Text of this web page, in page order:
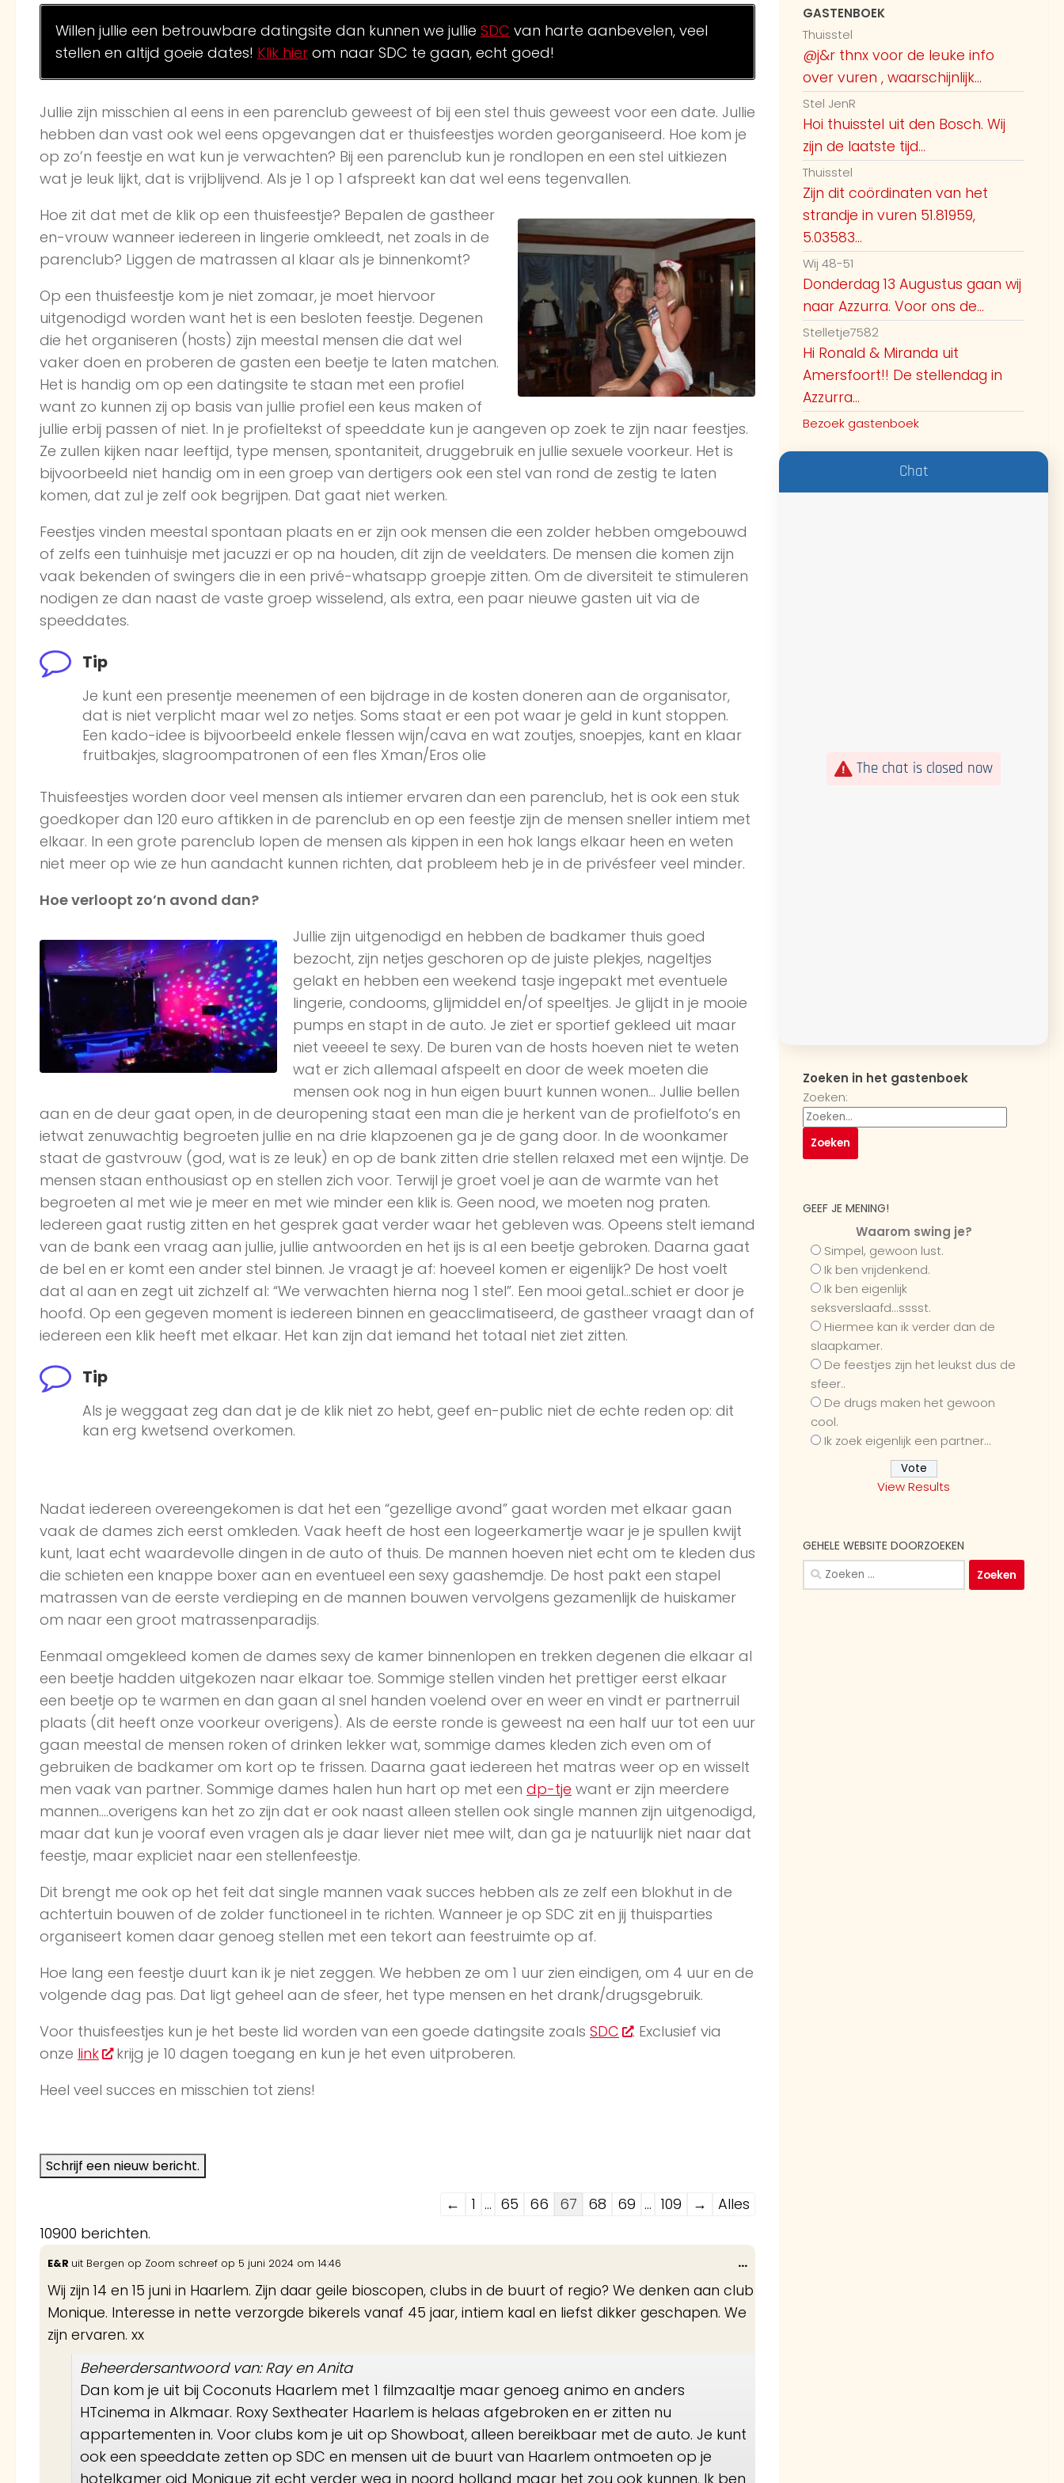
Willen jullie een betrouwbare datingsite dan kunnen we jullie SDC van harte aanbevelen, veel
stellen en altijd goeie dates! Klik hier om naar SDC te gaan, echt goed!
Jullie zijn misschien al eens in een parenclub geweest of bij een stel thuis geweest voor een date. Jullie
hebben dan vast ook wel eens opgevangen dat er thuisfeestjes worden georganiseerd. Hoe kom je
op zo’n feestje en wat kun je verwachten? Bij een parenclub kun je rondlopen en een stel uitkiezen
wat je leuk lijkt, dat is vrijblijvend. Als je 1 op 1 afspreekt kan dat wel eens tegenvallen.
Hoe zit dat met de klik op een thuisfeestje? Bepalen de gastheer
en-vrouw wanneer iedereen in lingerie omkleedt, net zoals in de
parenclub? Liggen de matrassen al klaar als je binnenkomt?
Op een thuisfeestje kom je niet zomaar, je moet hiervoor
uitgenodigd worden want het is een besloten feestje. Degenen
die het organiseren (hosts) zijn meestal mensen die dat wel
vaker doen en proberen de gasten een beetje te laten matchen.
Het is handig om op een datingsite te staan met een profiel
want zo kunnen zij op basis van jullie profiel een keus maken of
jullie erbij passen of niet. In je profieltekst of speeddate kun je aangeven op zoek te zijn naar feestjes.
Ze zullen kijken naar leeftijd, type mensen, spontaniteit, druggebruik en jullie sexuele voorkeur. Het is
bijvoorbeeld niet handig om in een groep van dertigers ook een stel van rond de zestig te laten
komen, dat zul je zelf ook begrijpen. Dat gaat niet werken.
Feestjes vinden meestal spontaan plaats en er zijn ook mensen die een zolder hebben omgebouwd
of zelfs een tuinhuisje met jacuzzi er op na houden, dit zijn de veeldaters. De mensen die komen zijn
vaak bekenden of swingers die in een privé-whatsapp groepje zitten. Om de diversiteit te stimuleren
nodigen ze dan naast de vaste groep wisselend, als extra, een paar nieuwe gasten uit via de
speeddates.
Tip
Je kunt een presentje meenemen of een bijdrage in de kosten doneren aan de organisator,
dat is niet verplicht maar wel zo netjes. Soms staat er een pot waar je geld in kunt stoppen.
Een kado-idee is bijvoorbeeld enkele flessen wijn/cava en wat zoutjes, snoepjes, kant en klaar
fruitbakjes, slagroompatronen of een fles Xman/Eros olie
Thuisfeestjes worden door veel mensen als intiemer ervaren dan een parenclub, het is ook een stuk
goedkoper dan 120 euro aftikken in de parenclub en op een feestje zijn de mensen sneller intiem met
elkaar. In een grote parenclub lopen de mensen als kippen in een hok langs elkaar heen en weten
niet meer op wie ze hun aandacht kunnen richten, dat probleem heb je in de privésfeer veel minder.
Hoe verloopt zo’n avond dan?
Jullie zijn uitgenodigd en hebben de badkamer thuis goed
bezocht, zijn netjes geschoren op de juiste plekjes, nageltjes
gelakt en hebben een weekend tasje ingepakt met eventuele
lingerie, condooms, glijmiddel en/of speeltjes. Je glijdt in je mooie
pumps en stapt in de auto. Je ziet er sportief gekleed uit maar
niet veeeel te sexy. De buren van de hosts hoeven niet te weten
wat er zich allemaal afspeelt en door de week moeten die
mensen ook nog in hun eigen buurt kunnen wonen… Jullie bellen
aan en de deur gaat open, in de deuropening staat een man die je herkent van de profielfoto’s en
ietwat zenuwachtig begroeten jullie en na drie klapzoenen ga je de gang door. In de woonkamer
staat de gastvrouw (god, wat is ze leuk) en op de bank zitten drie stellen relaxed met een wijntje. De
mensen staan enthousiast op en stellen zich voor. Terwijl je groet voel je aan de warmte van het
begroeten al met wie je meer en met wie minder een klik is. Geen nood, we moeten nog praten.
Iedereen gaat rustig zitten en het gesprek gaat verder waar het gebleven was. Opeens stelt iemand
van de bank een vraag aan jullie, jullie antwoorden en het ijs is al een beetje gebroken. Daarna gaat
de bel en er komt een ander stel binnen. Je vraagt je af: hoeveel komen er eigenlijk? De host voelt
dat al aan en zegt uit zichzelf al: “We verwachten hierna nog 1 stel”. Een mooi getal…schiet er door je
hoofd. Op een gegeven moment is iedereen binnen en geacclimatiseerd, de gastheer vraagt dan of
iedereen een klik heeft met elkaar. Het kan zijn dat iemand het totaal niet ziet zitten.
Tip
Als je weggaat zeg dan dat je de klik niet zo hebt, geef en-public niet de echte reden op: dit
kan erg kwetsend overkomen.
Nadat iedereen overeengekomen is dat het een “gezellige avond” gaat worden met elkaar gaan
vaak de dames zich eerst omkleden. Vaak heeft de host een logeerkamertje waar je je spullen kwijt
kunt, laat echt waardevolle dingen in de auto of thuis. De mannen hoeven niet echt om te kleden dus
die schieten een knappe boxer aan en eventueel een sexy gaashemdje. De host pakt een stapel
matrassen van de eerste verdieping en de mannen bouwen vervolgens gezamenlijk de huiskamer
om naar een groot matrassenparadijs.
Eenmaal omgekleed komen de dames sexy de kamer binnenlopen en trekken degenen die elkaar al
een beetje hadden uitgekozen naar elkaar toe. Sommige stellen vinden het prettiger eerst elkaar
een beetje op te warmen en dan gaan al snel handen voelend over en weer en vindt er partnerruil
plaats (dit heeft onze voorkeur overigens). Als de eerste ronde is geweest na een half uur tot een uur
gaan meestal de mensen roken of drinken lekker wat, sommige dames kleden zich even om of
gebruiken de badkamer om kort op te frissen. Daarna gaat iedereen het matras weer op en wisselt
men vaak van partner. Sommige dames halen hun hart op met een dp-tje want er zijn meerdere
mannen….overigens kan het zo zijn dat er ook naast alleen stellen ook single mannen zijn uitgenodigd,
maar dat kun je vooraf even vragen als je daar liever niet mee wilt, dan ga je natuurlijk niet naar dat
feestje, maar expliciet naar een stellenfeestje.
Dit brengt me ook op het feit dat single mannen vaak succes hebben als ze zelf een blokhut in de
achtertuin bouwen of de zolder functioneel in te richten. Wanneer je op SDC zit en jij thuisparties
organiseert komen daar genoeg stellen met een tekort aan feestruimte op af.
Hoe lang een feestje duurt kan ik je niet zeggen. We hebben ze om 1 uur zien eindigen, om 4 uur en de
volgende dag pas. Dat ligt geheel aan de sfeer, het type mensen en het drank/drugsgebruik.
Voor thuisfeestjes kun je het beste lid worden van een goede datingsite zoals SDC
. Exclusief via
onze link
krijg je 10 dagen toegang en kun je het even uitproberen.
Heel veel succes en misschien tot ziens!
Navigatie
de
lijst
← 1 ... 65 66 67 68 69 ... 109 →
Alles
10900 berichten.
E&R uit Bergen op Zoom schreef op 5 juni 2024 om 14:46
Wij zijn 14 en 15 juni in Haarlem. Zijn daar geile bioscopen, clubs in de buurt of regio? We denken aan club
Monique. Interesse in nette verzorgde bikerels vanaf 45 jaar, intiem kaal en liefst dikker geschapen. We
zijn ervaren. xx
Beheerdersantwoord van: Ray en Anita
Dan kom je uit bij Coconuts Haarlem met 1 filmzaaltje maar genoeg animo en anders
HTcinema in Alkmaar. Roxy Sextheater Haarlem is helaas afgebroken en er zitten nu
appartementen in. Voor clubs kom je uit op Showboat, alleen bereikbaar met de auto. Je kunt
ook een speeddate zetten op SDC en mensen uit de buurt van Haarlem ontmoeten op je
hotelkamer oid Monique zit echt verder weg in noord holland maar het zou ook kunnen. Ik ben
...Wissel
metabox.
GASTENBOEK
Thuisstel
@j&r thnx voor de leuke info
over vuren , waarschijnlijk...
Stel JenR
Hoi thuisstel uit den Bosch. Wij
zijn de laatste tijd...
Thuisstel
Zijn dit coördinaten van het
strandje in vuren 51.81959,
5.03583...
Wij 48-51
Donderdag 13 Augustus gaan wij
naar Azzurra. Voor ons de...
Stelletje7582
Hi Ronald & Miranda uit
Amersfoort!! De stellendag in
Azzurra...
Bezoek gastenboek
Chat
The chat is closed now
Zoeken in het gastenboek
Zoeken:
GEEF JE MENING!
Waarom swing je?
Simpel, gewoon lust.
Ik ben vrijdenkend.
Ik ben eigenlijk
seksverslaafd...sssst.
Hiermee kan ik verder dan de
slaapkamer.
De feestjes zijn het leukst dus de
sfeer..
De drugs maken het gewoon
cool.
Ik zoek eigenlijk een partner...
View Results
GEHELE WEBSITE DOORZOEKEN
Zoeken
naar: